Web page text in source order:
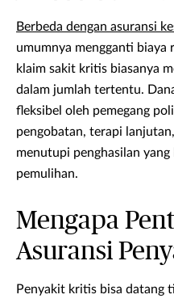
Berbeda dengan asuransi
umumnya mengganti
klaim sakit kritis biasanya
dalam jumlah tertentu.
fleksibel oleh pemegang
pengobatan, terapi
menutupi penghasilan yang
pemulihan.
Mengapa
Asuransi
Penyakit kritis bisa datang